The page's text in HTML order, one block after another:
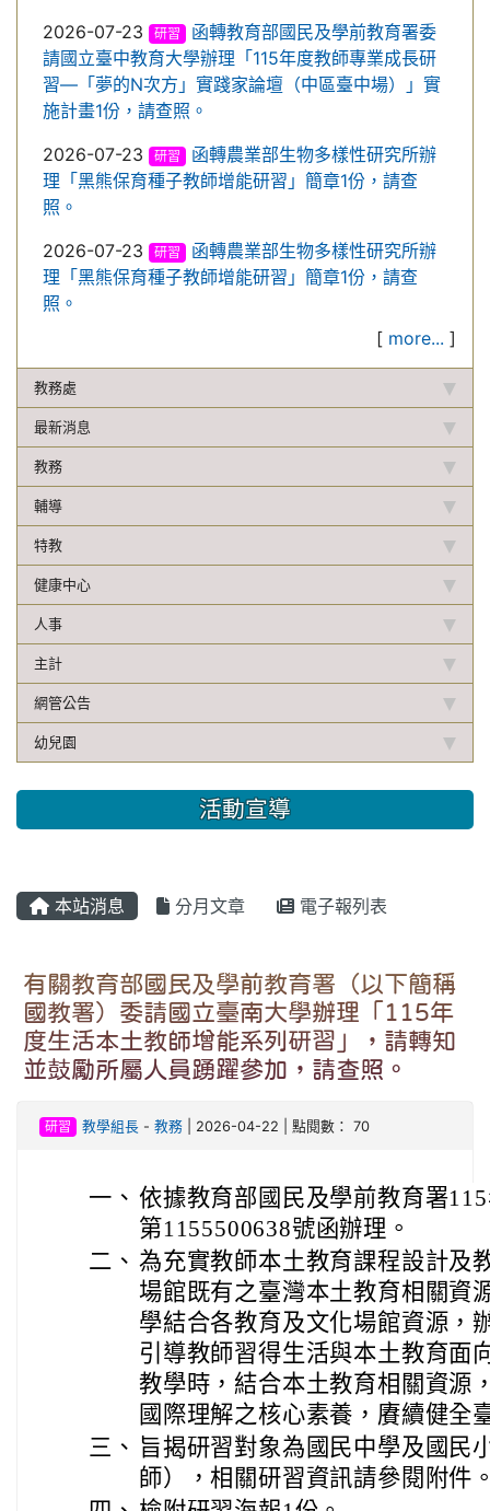
2026-07-23
研習
函轉教育部國民及學前教育署委
請國立臺中教育大學辦理「115年度教師專業成長研
習—「夢的N次方」實踐家論壇（中區臺中場）」實
施計畫1份，請查照。
2026-07-23
研習
函轉農業部生物多樣性研究所辦
理「黑熊保育種子教師增能研習」簡章1份，請查
照。
2026-07-23
研習
函轉農業部生物多樣性研究所辦
理「黑熊保育種子教師增能研習」簡章1份，請查
照。
[ more... ]
教務處
最新消息
教務
輔導
特教
健康中心
人事
主計
網管公告
幼兒園
活動宣導
本站消息 分月文章 電子報列表
有關教育部國民及學前教育署（以下簡稱
國教署）委請國立臺南大學辦理「115年
度生活本土教師增能系列研習」，請轉知
並鼓勵所屬人員踴躍參加，請查照。
研習 教學組長- 教務| 2026-04-22 | 點閱數： 70
一、 依據教育部國民及學前教育署
第1155500638號函辦理。
二、 為充實教師本土教育課程設計及
場館既有之臺灣本土教育相關資
學結合各教育及文化場館資源，
引導教師習得生活與本土教育面
教學時，結合本土教育相關資源
國際理解之核心素養，賡續健全
三、 旨揭研習對象為國民中學及國民
師），相關研習資訊請參閱附件